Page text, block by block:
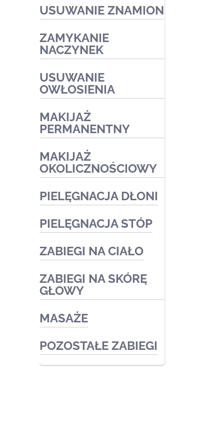
Zabiegi na naczynka i trądzik
różowaty
Zabiegi złuszczające na
kwasach
przebarwienia
Zabiegi medyczne
USUWANIE ZNAMION
ZAMYKANIE
NACZYNEK
USUWANIE
OWŁOSIENIA
MAKIJAŻ
PERMANENTNY
MAKIJAŻ
OKOLICZNOŚCIOWY
PIELĘGNACJA DŁONI
Zabiegi medyczne
PIELĘGNACJA STÓP
Podologia
ZABIEGI NA CIAŁO
Zabiegi kosmetyczne
Zabiegi medyczne
ZABIEGI NA SKÓRĘ
GŁOWY
MASAŻE
POZOSTAŁE ZABIEGI